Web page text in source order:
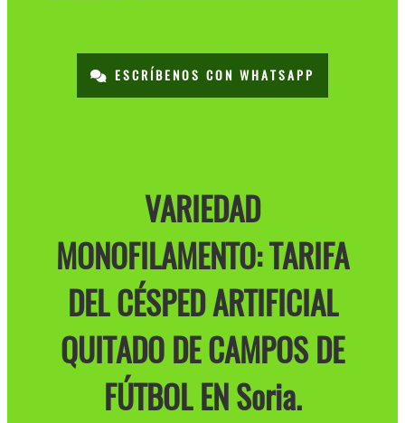
ESCRÍBENOS CON WHATSAPP
VARIEDAD
MONOFILAMENTO: TARIFA
DEL CÉSPED ARTIFICIAL
QUITADO DE CAMPOS DE
FÚTBOL EN Soria.